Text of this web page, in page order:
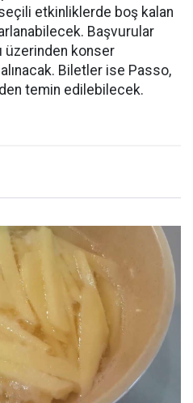
etkinliklerde boş kalan
Başvurular
üzerinden konser
Biletler ise Passo,
temin edilebilecek.